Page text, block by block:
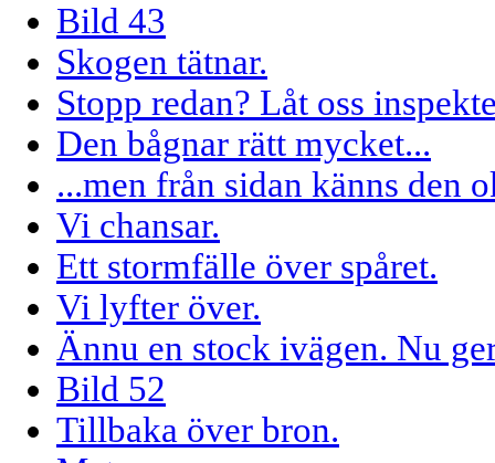
Bild 43
Skogen tätnar.
Stopp redan? Låt oss
Den bågnar rätt mycket...
...men från sidan känns den
Vi chansar.
Ett stormfälle över spåret.
Vi lyfter över.
Ännu en stock ivägen. Nu
Bild 52
Tillbaka över bron.